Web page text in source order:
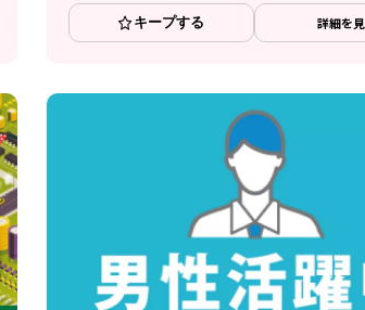
キープする 詳細を